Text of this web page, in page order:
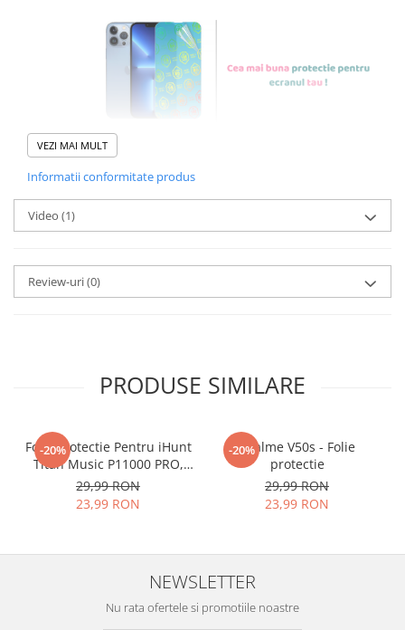
Foliile noastre sunt
tu.
Materialul folosit in
esteNano Glass flexibil.
AcestagaranteazacaNU SE
SPARGE in mii de cioburi
ascutite si periculoase.
zgarieturi si spargere, ci si
INTARESTE ecranul!
Folia avand rezistenta 9H la
VEZI MAI MULT
Informatii conformitate produs
Video (1)
Review-uri(0)
PRODUSE SIMILARE
-20%
Folie Protectie Pentru iHunt
Titan Music P11000 PRO,
VDOO
29,99 RON
23,99 RON
-20%
Realme V50s - Folie
protectie
29,99 RON
23,99 RON
NEWSLETTER
Nu rata ofertele si promotiile noastre